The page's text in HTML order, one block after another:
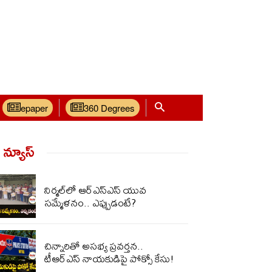
epaper 360 Degrees
నిర్మ‌ల్‌లో ఆర్ఎస్ఎస్ యువ
స‌మ్మేళ‌నం.. ఎప్పుడంటే?
చిన్నారితో అసభ్య ప్రవర్తన..
టీఆర్‌ఎస్ నాయకుడిపై పోక్సో కేసు!